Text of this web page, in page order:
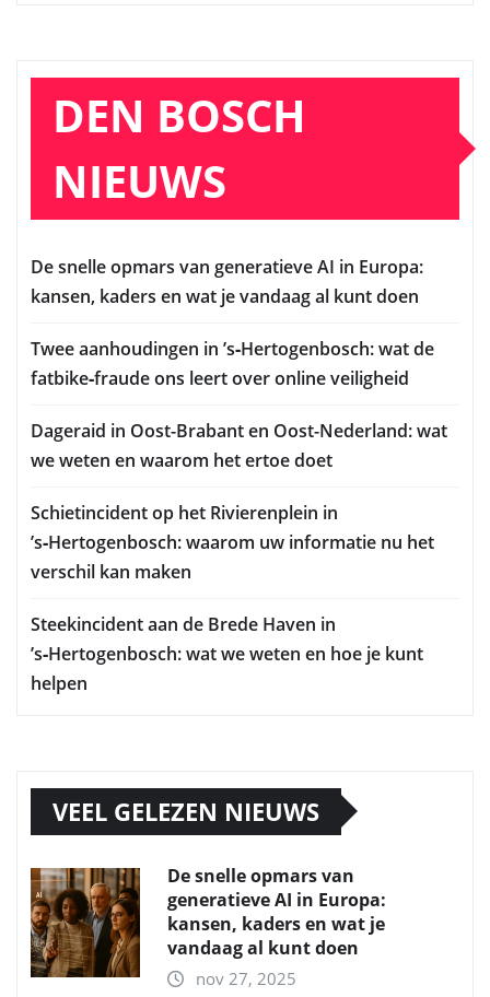
DEN BOSCH
NIEUWS
De snelle opmars van generatieve AI in Europa:
kansen, kaders en wat je vandaag al kunt doen
Twee aanhoudingen in ’s‑Hertogenbosch: wat de
fatbike‑fraude ons leert over online veiligheid
Dageraid in Oost-Brabant en Oost-Nederland: wat
we weten en waarom het ertoe doet
Schietincident op het Rivierenplein in
’s‑Hertogenbosch: waarom uw informatie nu het
verschil kan maken
Steekincident aan de Brede Haven in
’s‑Hertogenbosch: wat we weten en hoe je kunt
helpen
VEEL GELEZEN NIEUWS
De snelle opmars van
generatieve AI in Europa:
kansen, kaders en wat je
vandaag al kunt doen
nov 27, 2025